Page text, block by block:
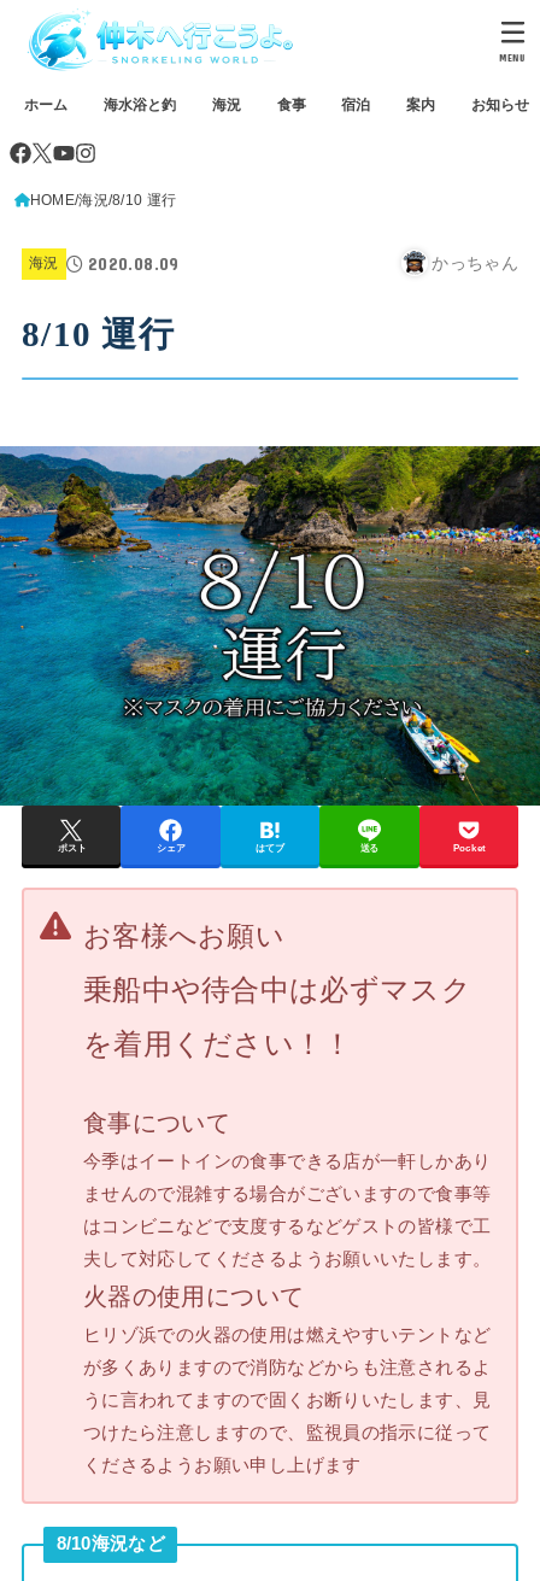
ホーム 海水浴と釣 海況 食事 宿泊 案内 お知らせ
MENU
HOME 海況 8/10 運行
海況 2020.08.09 かっちゃん
8/10 運行
ポスト シェア はてブ 送る Pocket
お客様へお願い
乗船中や待合中は必ずマスク
を着用ください！！
食事について
今季はイートインの食事できる店が一軒しかあり
ませんので混雑する場合がございますので食事等
はコンビニなどで支度するなどゲストの皆様で工
夫して対応してくださるようお願いいたします。
火器の使用について
ヒリゾ浜での火器の使用は燃えやすいテントなど
が多くありますので消防などからも注意されるよ
うに言われてますので固くお断りいたします、見
つけたら注意しますので、監視員の指示に従って
くださるようお願い申し上げます
8/10海況など